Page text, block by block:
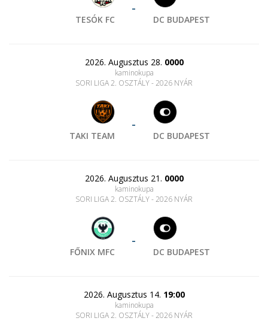
TESÓK FC
-
DC BUDAPEST
2026. Augusztus 28. 0000
kaminokupa
SORI LIGA 2. OSZTÁLY - 2026 NYÁR
TAKI TEAM
-
DC BUDAPEST
2026. Augusztus 21. 0000
kaminokupa
SORI LIGA 2. OSZTÁLY - 2026 NYÁR
FŐNIX MFC
-
DC BUDAPEST
2026. Augusztus 14. 19:00
kaminokupa
SORI LIGA 2. OSZTÁLY - 2026 NYÁR